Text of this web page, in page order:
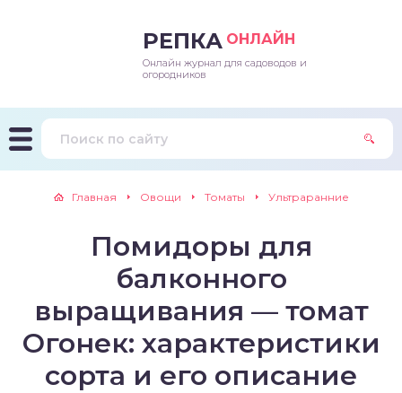
РЕПКА ОНЛАЙН
Онлайн журнал для садоводов и
огородников
Главная Овощи Томаты Ультраранние
Помидоры для
балконного
выращивания — томат
Огонек: характеристики
сорта и его описание
и подкормки